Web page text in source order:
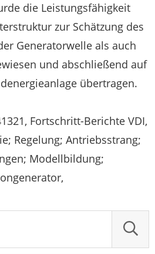
die Leistungsfähigkeit
zur Schätzung des
Generatorwelle als auch
und abschließend auf
übertragen.
Fortschritt-Berichte VDI,
Regelung; Antriebsstrang;
Modellbildung;